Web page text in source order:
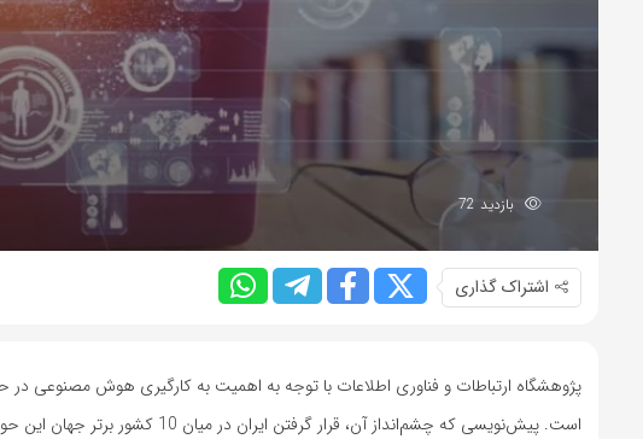
بازدید 72
اشتراک گذاری
پژوهشگاه ارتباطات و فناوری اطلاعات با توجه به اهمیت به کارگیری هوش